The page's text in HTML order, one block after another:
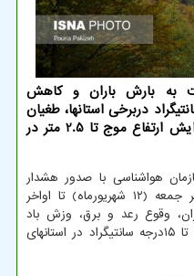
به بارش باران و کاهش
10 تا 15 درجه سانتیگراد دربرخی استانها، طغیان
رودخانه ها و آبگرفتگی معابر و افزایش ارتفاع موج تا 2.5 متر در
هواشناسی با صدور هشدار
آورده است: از بعدازظهر جمعه (۱۲ شهریورماه) تا اواخر
باران، وقوع رعد و برق، وزش باد
شدید و کاهش محسوس دما بین ۱۰ تا ۱۵درجه سانتیگراد در استانهای